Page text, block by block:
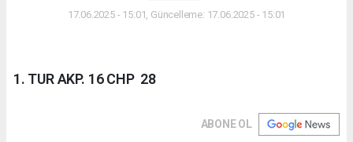
17.06.2025 - 15:01, Güncelleme: 17.06.2025 - 15:01
1. TUR AKP. 16 CHP 28
ABONE OL